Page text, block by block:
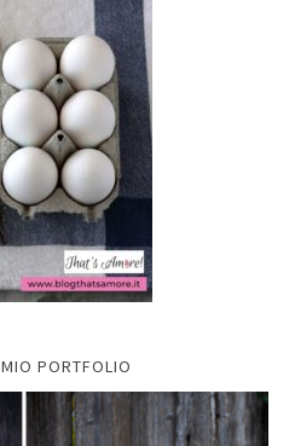
PORTFOLIO